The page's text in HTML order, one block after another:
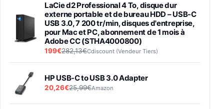
LaCie d2 Professional 4 To, disque dur
externe portable et de bureau HDD – USB-C
USB 3.0, 7 200 tr/min, disques d'entreprise,
pour Mac et PC, abonnement de 1 mois à
Adobe CC (STHA4000800)
199€282,13€Cdiscount (Vendeur Tiers)
HP USB-C to USB 3.0 Adapter
20,26€25,99€Amazon